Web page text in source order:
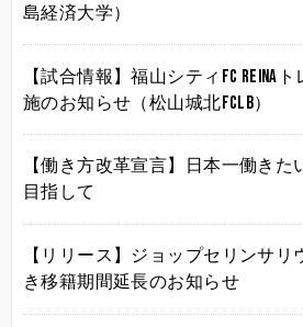
島経済大学）
【試合情報】福山シティFC Reina
施のお知らせ（松山城北FCLB）
【働き方改革宣言】日本一働き
目指して
【リリース】ジョップセリンサ
き移籍期間延長のお知らせ